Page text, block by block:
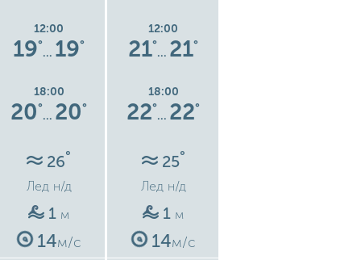
12:00
19°
… 19°
18:00
20°
… 20°
26°
Лед н/д
1 м
14м/с
12:00
21°
… 21°
18:00
22°
… 22°
25°
Лед н/д
1 м
14м/с